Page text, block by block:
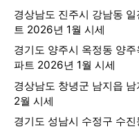
경상남도 진주시 강남동
트 2026년 1월 시세
경기도 양주시 옥정동 양
파트 2026년 1월 시세
경상남도 창녕군 남지읍
2월 시세
경기도 성남시 수정구 수